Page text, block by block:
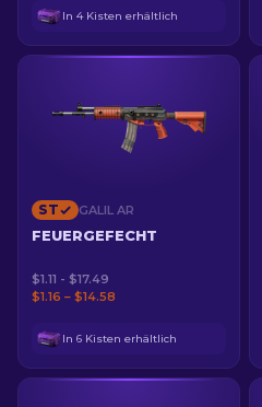
In 4 Kisten erhältlich
ST GALIL AR
FEUERGEFECHT
$1.11 - $17.49
$1.16 – $14.58
In 6 Kisten erhältlich